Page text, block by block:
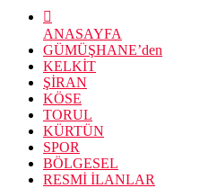
ANASAYFA
GÜMÜŞHANE’den
KELKİT
ŞİRAN
KÖSE
TORUL
KÜRTÜN
SPOR
BÖLGESEL
RESMİ İLANLAR